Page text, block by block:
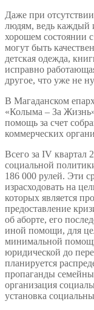
Даже при
людям, ведь каждый
хорошем состоянии
могут быть
детская одежда,
исправно
другое, что уже не
В Магаданском
«Колыма – За
помощь за счет
коммерческих
Всего за IV квартал
социальной
186 000 рулей. Эти
израсходовать на
которых является
предоставление
об аборте, его
иной помощи, для
минимальной
юридической до
планируется
пропаганды
организация
установка